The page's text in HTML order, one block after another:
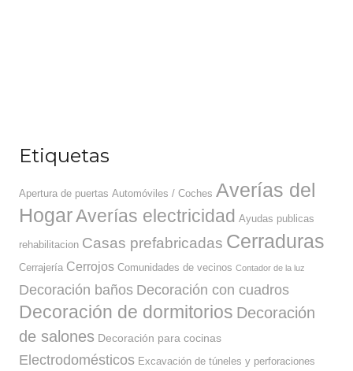
Etiquetas
Apertura de puertas Automóviles / Coches Averías del
HogarAverías electricidad Ayudas publicas
rehabilitacion Casas prefabricadas Cerraduras
Cerrajería Cerrojos Comunidades de vecinos Contador de la luz
Decoración baños Decoración con cuadros
Decoración de dormitorios Decoración
de salones Decoración para cocinas
Electrodomésticos Excavación de túneles y perforaciones